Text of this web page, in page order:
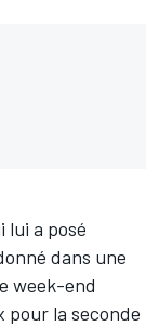
a posé
dans une
week-end
la seconde